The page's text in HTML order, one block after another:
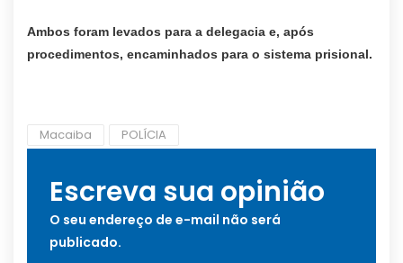
Ambos foram levados para a delegacia e, após
procedimentos, encaminhados para o sistema prisional.
Macaiba POLÍCIA
Escreva sua opinião
O seu endereço de e-mail não será
publicado.